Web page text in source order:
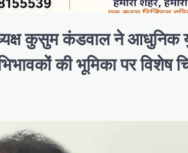
कुसुम कंडवाल ने आधुनिक
की भूमिका पर विशेष